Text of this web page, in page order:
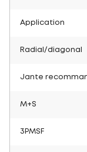
Application
Radial/diagonal
Jante
M+S
3PMSF